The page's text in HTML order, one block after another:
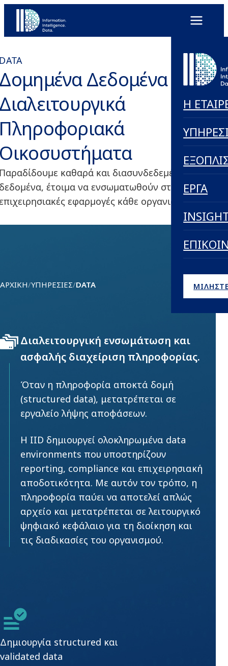
Η
ΕΡΓΑ
Δεδομένα και
καθαρά και διασυνδεδεμένα
έτοιμα να ενσωματωθούν στις
εφαρμογές κάθε οργανισμού.
ΑΡΧΙΚΉ/ΥΠΗΡΕΣΊΕΣ/DATA
Διαλειτουργική ενσωμάτωση και
ασφαλής διαχείριση πληροφορίας.
Όταν η πληροφορία αποκτά δομή
(structured data), μετατρέπεται σε
εργαλείο λήψης αποφάσεων.
Η IID δημιουργεί ολοκληρωμένα data
environments που υποστηρίζουν
reporting, compliance και επιχειρησιακή
αποδοτικότητα. Με αυτόν τον τρόπο, η
πληροφορία παύει να αποτελεί απλώς
αρχείο και μετατρέπεται σε λειτουργικό
ψηφιακό κεφάλαιο για τη διοίκηση και
τις διαδικασίες του οργανισμού.
Δημιουργία structured και
validated data